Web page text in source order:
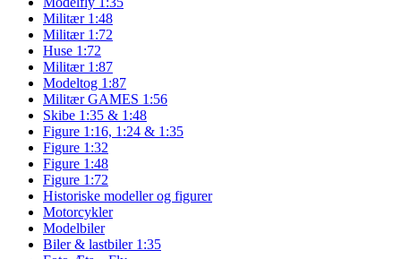
Militær 1:48
Militær 1:72
Huse 1:72
Militær 1:87
Modeltog 1:87
Militær GAMES 1:56
Skibe 1:35 & 1:48
Figure 1:16, 1:24 & 1:35
Figure 1:32
Figure 1:48
Figure 1:72
Historiske modeller og figurer
Motorcykler
Modelbiler
Biler & lastbiler 1:35